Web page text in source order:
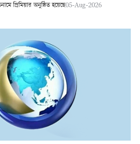
প্রিমিয়ার অনুষ্ঠিত হয়েছে05-Aug-2026